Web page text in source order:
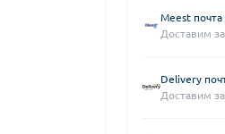
Meest почта
Доставим
Delivery
Доставим